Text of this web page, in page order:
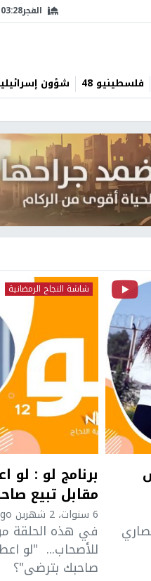
الفجر03:28
فلسطينيو 48 شؤون
شاشة النجاح الرمضانية
برنامج لو : لو
مقابل تبيع
6 سنوات، 2 شهرين ago
في هذه الحلقة
للأصحاب... "لو
صاحبك بترضى"؟